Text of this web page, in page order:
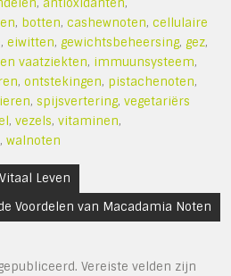
, antioxidanten,
, botten,cashewnoten,cellulaire
,eiwitten,gewichtsbeheersing,gez,
vaatziekten, immuunsysteem,
,ontstekingen, pistachenoten,
,spijsvertering,vegetariërs
,vezels,vitaminen,
,walnoten
Leven
Voordelen van Macadamia Noten
Vereiste velden zijn